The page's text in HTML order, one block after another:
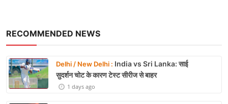
RECOMMENDED NEWS
Delhi / New Delhi : India vs Sri Lanka: साई
सुदर्शन चोट के कारण टेस्ट सीरीज से बाहर
1 days ago